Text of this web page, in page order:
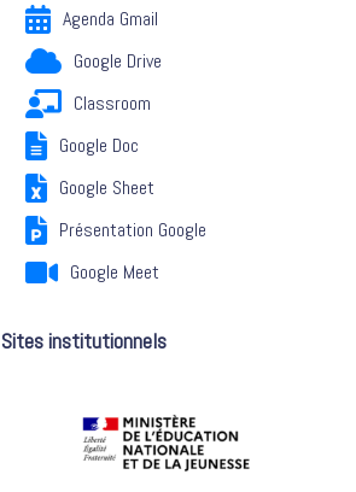
Agenda Gmail
Google Drive
Classroom
Google Doc
Google Sheet
Présentation Google
Google Meet
Sites institutionnels